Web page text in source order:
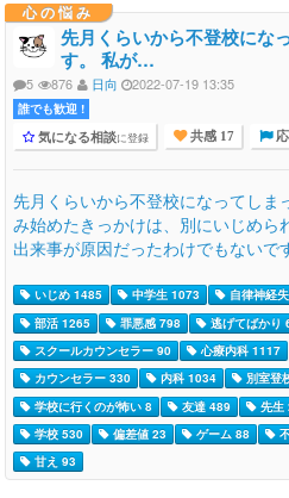
心の悩み
先月くらいから不登校にな
す。 私が…
5 876 日向 2022-07-19 13:35
誰でも歓迎 !
気になる相談に登録 共感 17 応
先月くらいから不登校になってしま
み始めたきっかけは、別にいじめら
出来事が原因だったわけでもないで
いじめ 1485 中学生 1073 自律神経
部活 1265
罪悪感 798 逃げてばかり
スクールカウンセラー 90
心療内科 1117
カウンセラー 330
内科 1034 別室登
学校に行くのが怖い 8
友達 489 先生
学校 530
偏差値 23 ゲーム 88
甘え 93